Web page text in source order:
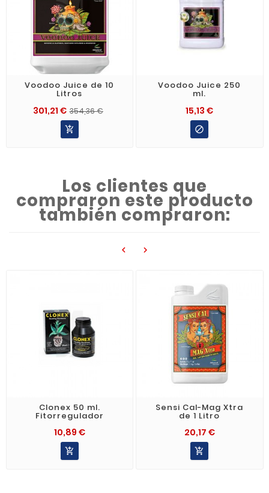
Voodoo Juice de 10
Litros
301,21 € 354,36 €

Voodoo Juice 250
ml.
15,13 €

Los clientes que
compraron este producto
también compraron:
 
Clonex 50 ml.
Fitorregulador
10,89 €

Sensi Cal-Mag Xtra
de 1 Litro
20,17 €
